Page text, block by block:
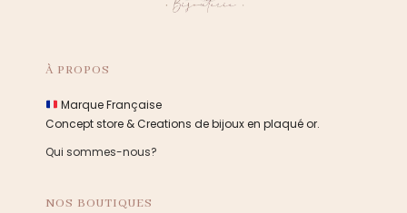
À PROPOS
Marque Française
Concept store & Creations de bijoux en plaqué or.
Qui sommes-nous?
NOS BOUTIQUES